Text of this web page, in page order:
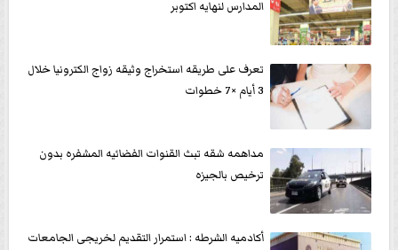
المدارس لنهايه اكتوبر
تعرف على طريقه استخراج وثيقه زواج الكترونيا خلال
3 أيام ×7 خطوات
مداهمه شقه تبث القنوات الفضائيه المشفره بدون
ترخيص بالجيزه
أكادميه الشرطه : استمرار التقديم لخريجى الجامعات